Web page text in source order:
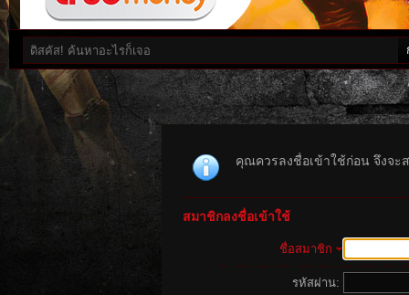
คุณควรลงชื่อเข้าใช้ก่อน จึงจะ
สมาชิกลงชื่อเข้าใช้
ชื่อสมาชิก
รหัสผ่าน: